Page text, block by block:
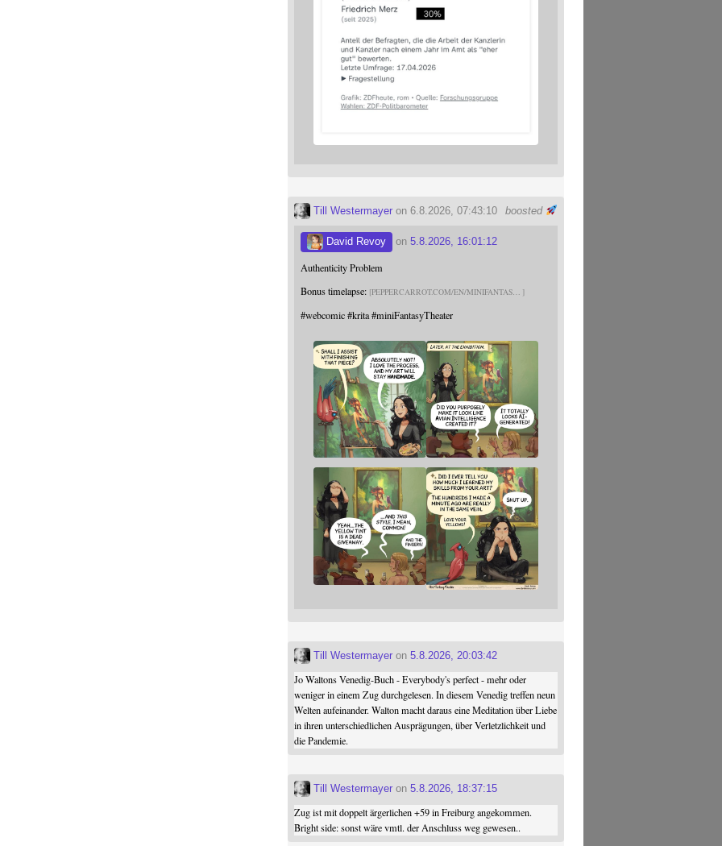
boosted
Till Westermayer on 6.8.2026, 07:43:10
David Revoy on5.8.2026, 16:01:12
Authenticity Problem
Bonus timelapse: PEPPERCARROT.COM/EN/MINIFANTAS
#webcomic #krita #miniFantasyTheater
Till Westermayer on5.8.2026, 20:03:42
Jo Waltons Venedig-Buch - Everybody's perfect - mehr oder
weniger in einem Zug durchgelesen. In diesem Venedig treffen neun
Welten aufeinander. Walton macht daraus eine Meditation über Liebe
in ihren unterschiedlichen Ausprägungen, über Verletzlichkeit und
die Pandemie.
Till Westermayer on5.8.2026, 18:37:15
Zug ist mit doppelt ärgerlichen +59 in Freiburg angekommen.
Bright side: sonst wäre vmtl. der Anschluss weg gewesen..